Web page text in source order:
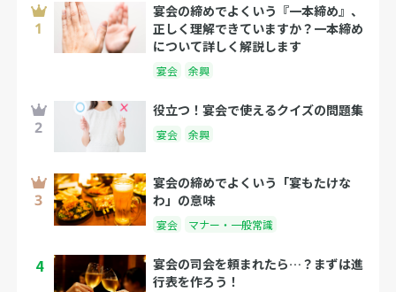
宴会の締めでよくいう『一本締め』、
正しく理解できていますか？一本締め
について詳しく解説します
宴会 余興
役立つ！宴会で使えるクイズの問題集
宴会 余興
宴会の締めでよくいう「宴もたけな
わ」の意味
宴会 マナー・一般常識
4
宴会の司会を頼まれたら…？まずは進
行表を作ろう！